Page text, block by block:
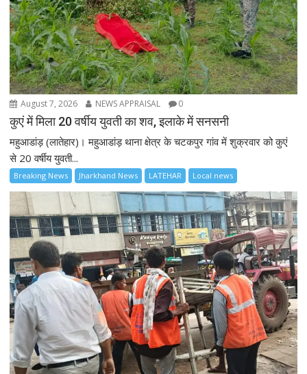
August 7, 2026 NEWS APPRAISAL 0
कुएं में मिला 20 वर्षीय युवती का शव, इलाके में सनसनी
महुआडांड़ (लातेहार)। महुआडांड़ थाना क्षेत्र के चटकपुर गांव में शुक्रवार को कुएं
से 20 वर्षीय युवती...
Breaking News Jharkhand News LATEHAR Local news